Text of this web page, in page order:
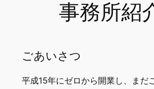
事務所紹
ごあいさつ
平成15年にゼロから開業し、まだ